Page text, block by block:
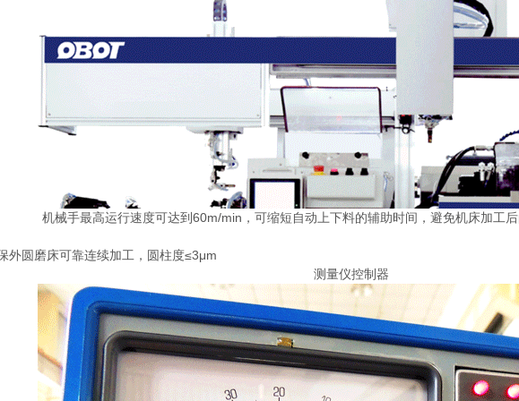
机械手最高运行速度可达到60m/min，可缩短自动上下料的辅助时间，避免机床加工后
外圆磨床可靠连续加工，圆柱度≤3μm
测量仪控制器